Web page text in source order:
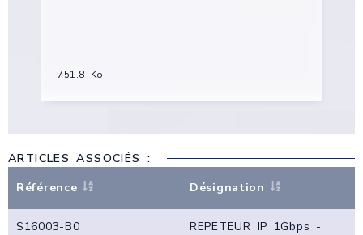
751.8 Ko
ARTICLES ASSOCIÉS :
Référence
Désignation
S16003-B0
REPETEUR IP 1Gbps -